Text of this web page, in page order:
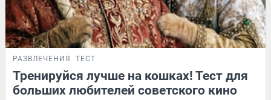
РАЗВЛЕЧЕНИЯ ТЕСТ
Тренируйся лучше на кошках! Тест для
больших любителей советского кино